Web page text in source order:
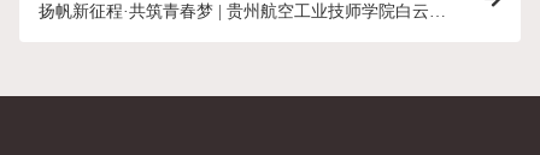
扬帆新征程·共筑青春梦 | 贵州航空工业技师学院白云校